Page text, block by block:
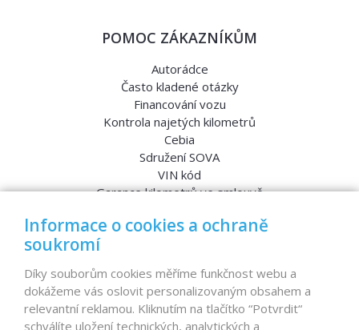
POMOC ZÁKAZNÍKŮM
Autorádce
Často kladené otázky
Financování vozu
Kontrola najetých kilometrů
Cebia
Sdružení SOVA
VIN kód
Garance kilometrů ve smlouvě
Nabídka vozů
Reference
Informace o cookies a ochraně
soukromí
Díky souborům cookies měříme funkčnost webu a
dokážeme vás oslovit personalizovaným obsahem a
relevantní reklamou. Kliknutím na tlačítko “Potvrdit“
schválíte uložení technických, analytických a